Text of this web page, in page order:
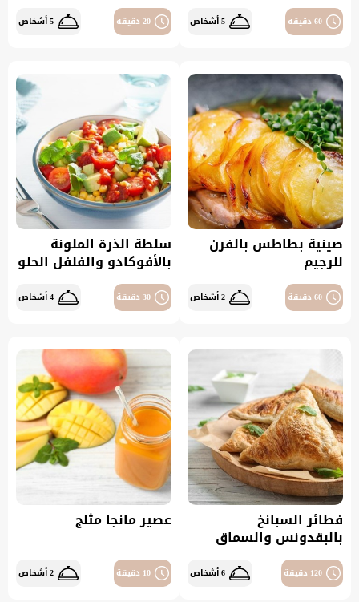
60 دقيقة 5 أشخاص 20 دقيقة 5 أشخاص
صينية بطاطس بالفرن
للرجيم
60 دقيقة 2 أشخاص
سلطة الذرة الملونة
بالأفوكادو والفلفل الحلو
30 دقيقة 4 أشخاص
فطائر السبانخ
بالبقدونس والسماق
120 دقيقة 6 أشخاص
عصير مانجا مثلج
10 دقيقة 2 أشخاص